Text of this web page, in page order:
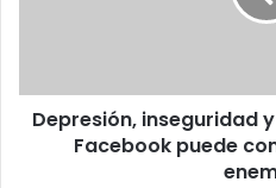
puede
convertirse
Depresión, inseguridad
Facebook puede